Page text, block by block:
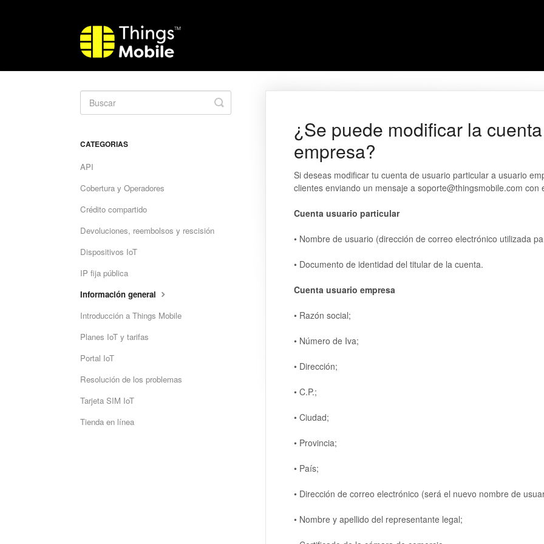
¿Se puede modificar la
empresa?
Si deseas modificar tu cuenta de usuario particular a usuario
clientes enviando un mensaje a soporte@thingsmobile.com con
Cuenta usuario particular
• Nombre de usuario (dirección de correo electrónico utilizada
• Documento de identidad del titular de la cuenta.
Cuenta usuario empresa
• Razón social;
• Número de Iva;
• Dirección;
• C.P.;
• Ciudad;
• Provincia;
• País;
• Dirección de correo electrónico (será el nuevo nombre de
• Nombre y apellido del representante legal;
Toggle
Search
CATEGORIAS
API
Cobertura y Operadores
Crédito compartido
Devoluciones, reembolsos y rescisión
Dispositivos IoT
IP fija pública
Información general
Introducción a Things Mobile
Planes IoT y tarifas
Portal IoT
Resolución de los problemas
Tarjeta SIM IoT
Tienda en línea